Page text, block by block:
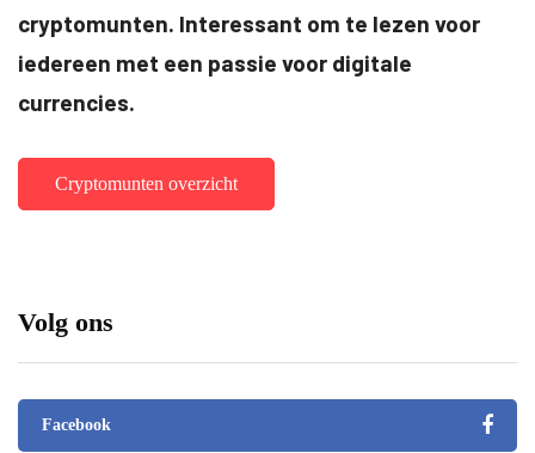
cryptomunten. Interessant om te lezen voor
iedereen met een passie voor digitale
currencies.
Cryptomunten overzicht
Volg ons
Facebook